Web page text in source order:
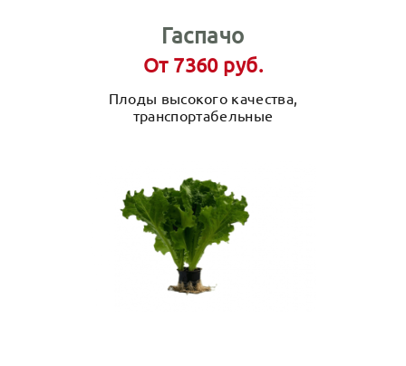
Гаспачо
От 7360 руб.
Плоды высокого качества,
транспортабельные